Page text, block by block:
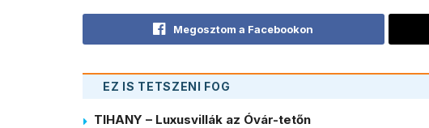
Megosztom a Facebookon
EZ IS TETSZENI FOG
TIHANY – Luxusvillák az Óvár-tetőn